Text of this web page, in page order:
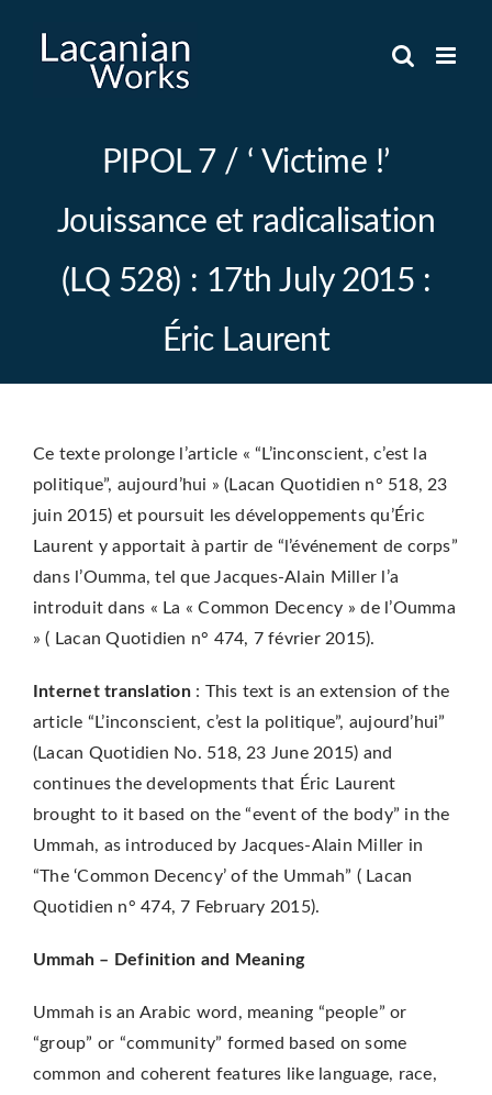
PIPOL 7 / ‘ Victime !’
Jouissance et radicalisation
(LQ 528) : 17th July 2015 :
Éric Laurent
Ce texte prolonge l’article « “L’inconscient, c’est la
politique”, aujourd’hui » (Lacan Quotidien n° 518, 23
juin 2015) et poursuit les développements qu’Éric
Laurent y apportait à partir de “l’événement de corps”
dans l’Oumma, tel que Jacques-Alain Miller l’a
introduit dans « La « Common Decency » de l’Oumma
» ( Lacan Quotidien n° 474, 7 février 2015).
Internet translation: This text is an extension of the
article “L’inconscient, c’est la politique”, aujourd’hui”
(Lacan Quotidien No. 518, 23 June 2015) and
continues the developments that Éric Laurent
brought to it based on the “event of the body” in the
Ummah, as introduced by Jacques-Alain Miller in
“The ‘Common Decency’ of the Ummah” ( Lacan
Quotidien n° 474, 7 February 2015).
Ummah – Definition and Meaning
Ummah is an Arabic word, meaning “people” or
“group” or “community” formed based on some
common and coherent features like language, race,